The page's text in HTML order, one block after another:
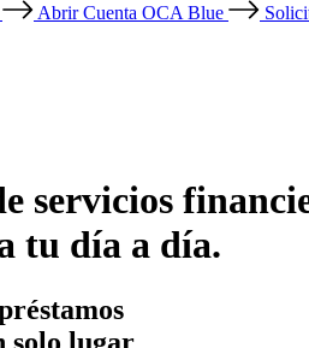
Abrir Cuenta OCA Blue
servicios
tu día a día.